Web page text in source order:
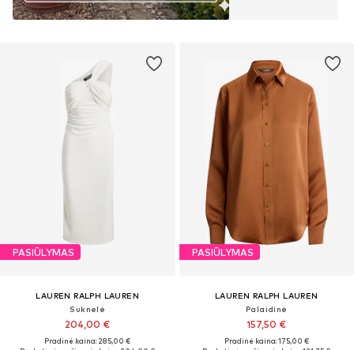
PASIŪLYMAS
LAUREN RALPH LAUREN
Suknelė
204,00 €
Pradinė kaina: 285,00 €
PASIŪLYMAS
LAUREN RALPH LAUREN
Palaidinė
157,50 €
Pradinė kaina: 175,00 €